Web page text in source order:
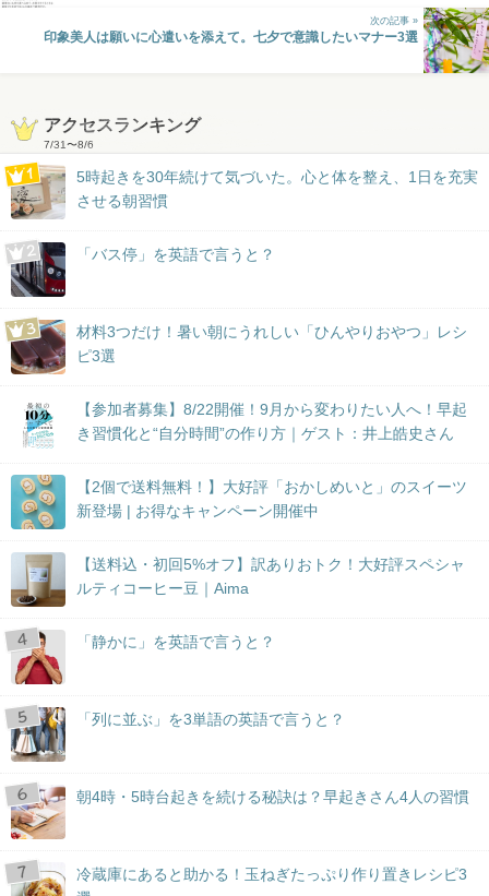
次の記事 »
印象美人は願いに心遣いを添えて。七夕で意識したいマナー3選
アクセスランキング
7/31〜8/6
5時起きを30年続けて気づいた。心と体を整え、1日を充実
させる朝習慣
「バス停」を英語で言うと？
材料3つだけ！暑い朝にうれしい「ひんやりおやつ」レシ
ピ3選
【参加者募集】8/22開催！9月から変わりたい人へ！早起
き習慣化と“自分時間”の作り方｜ゲスト：井上皓史さん
【2個で送料無料！】大好評「おかしめいと」のスイーツ
新登場 | お得なキャンペーン開催中
【送料込・初回5%オフ】訳ありおトク！大好評スペシャ
ルティコーヒー豆｜Aima
「静かに」を英語で言うと？
「列に並ぶ」を3単語の英語で言うと？
朝4時・5時台起きを続ける秘訣は？早起きさん4人の習慣
冷蔵庫にあると助かる！玉ねぎたっぷり作り置きレシピ3